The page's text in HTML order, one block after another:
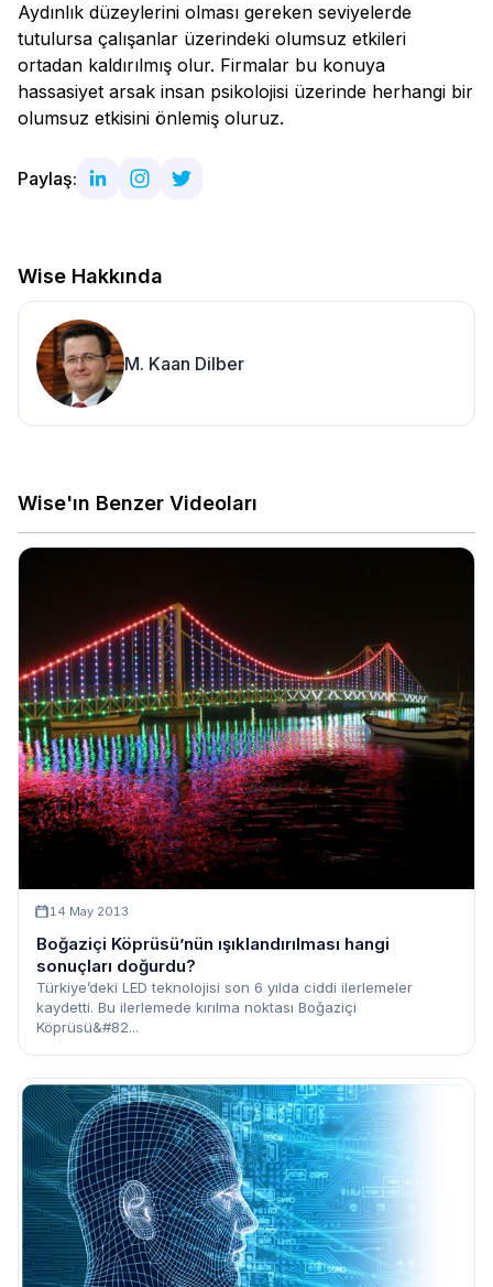
Aydınlık düzeylerini olması gereken seviyelerde
tutulursa çalışanlar üzerindeki olumsuz etkileri
ortadan kaldırılmış olur. Firmalar bu konuya
hassasiyet arsak insan psikolojisi üzerinde herhangi bir
olumsuz etkisini önlemiş oluruz.
Paylaş:
Wise Hakkında
M. Kaan Dilber
Wise'ın Benzer Videoları
14 May 2013
Boğaziçi Köprüsü’nün ışıklandırılması hangi
sonuçları doğurdu?
Türkiye’deki LED teknolojisi son 6 yılda ciddi ilerlemeler
kaydetti. Bu ilerlemede kırılma noktası Boğaziçi
Köprüsü&#82...